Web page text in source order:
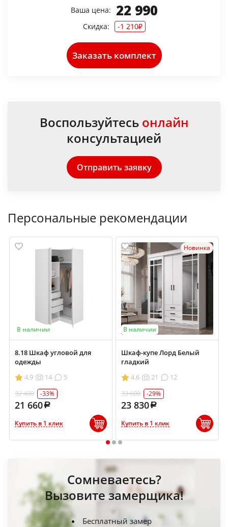
Ваша цена: 22 990
Скидка: -1 210₽
Заказать комплект
Воспользуйтесь онлайн
консультацией
Отправить заявку
Персональные рекомендации
В наличии
8.18 Шкаф угловой для
одежды
4.9
14
5
32 490
-33%
21 660
Купить в 1 клик
Новинка
В наличии
Шкаф-купе Лорд Белый
гладкий
4.6
21
12
33 600
-29%
23 830
Купить в 1 клик
1 2 3
Сомневаетесь?
Вызовите замерщика!
Бесплатный замер